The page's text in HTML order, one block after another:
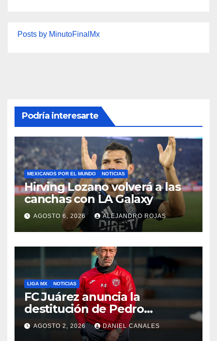
Posts by MinutoFinalMx
Podría interesarte
MEXICANOS POR EL MUNDO NOTICIAS
Hirving Lozano volverá a las
canchas con LA Galaxy
AGOSTO 6, 2026 ALEJANDRO ROJAS
LIGA MX NOTICIAS
FC Juárez anuncia la
destitución de Pedro
Caixinha
AGOSTO 2, 2026 DANIEL CANALES